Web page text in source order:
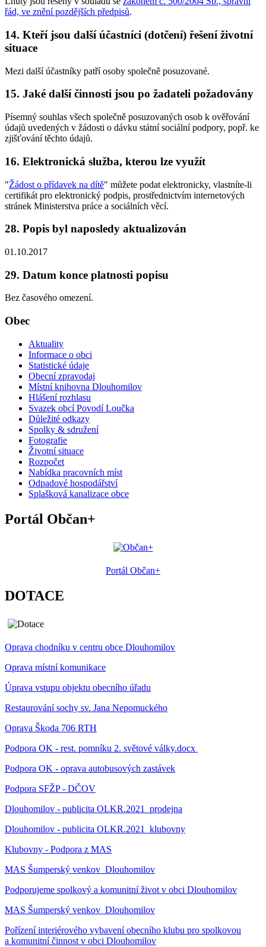
řád, ve znění pozdějších předpisů.
14. Kteří jsou další účastníci (dotčení) řešení životní
situace
Mezi další účastníky patří osoby společně posuzované.
15. Jaké další činnosti jsou po žadateli požadovány
Písemný souhlas všech společně posuzovaných osob k ověřování
údajů uvedených v žádosti o dávku státní sociální podpory, popř. ke
zjišťování těchto údajů.
16. Elektronická služba, kterou lze využít
"Žádost o přídavek na dítě" můžete podat elektronicky, vlastníte-li
certifikát pro elektronický podpis, prostřednictvím internetových
stránek Ministerstva práce a sociálních věcí.
28. Popis byl naposledy aktualizován
01.10.2017
29. Datum konce platnosti popisu
Bez časového omezení.
Obec
Aktuality
Informace o obci
Statistické údaje
Obecní zpravodaj
Místní knihovna Dlouhomilov
Hlášení rozhlasu
Svazek obcí Povodí Loučka
Důležité odkazy
Spolky & sdružení
Fotografie
Životní situace
Rozpočet
Nabídka pracovních míst
Odpadové hospodářství
Splašková kanalizace obce
Portál Občan+
Portál Občan+
DOTACE
Oprava chodníku v centru obce Dlouhomilov
Oprava místní komunikace
Úprava vstupu objektu obecního úřadu
Restaurování sochy sv. Jana Nepomuckého
Oprava Škoda 706 RTH
Podpora OK - rest. pomníku 2. světové války.docx
Podpora OK - oprava autobusových zastávek
Podpora SFŽP - DČOV
Dlouhomilov - publicita OLKR.2021_prodejna
Dlouhomilov - publicita OLKR.2021_klubovny
Klubovny - Podpora z MAS
MAS Šumperský venkov_Dlouhomilov
Podporujeme spolkový a komunitní život v obci Dlouhomilov
MAS Šumperský venkov_Dlouhomilov
Pořízení interiérového vybavení obecního klubu pro spolkovou
a komunitní činnost v obci Dlouhomilov